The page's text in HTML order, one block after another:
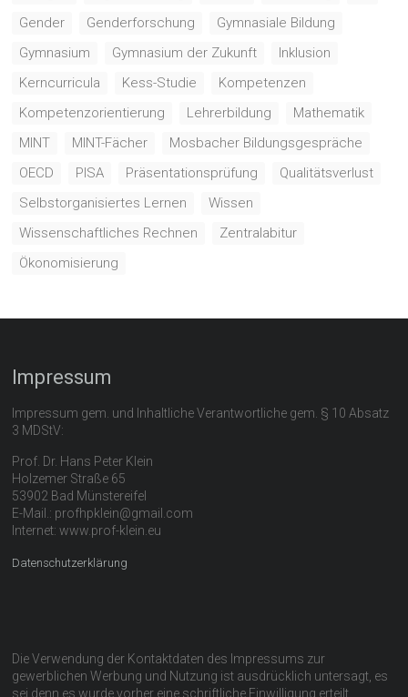
Gender
Genderforschung
Gymnasiale Bildung
Gymnasium
Gymnasium der Zukunft
Inklusion
Kerncurricula
Kess-Studie
Kompetenzen
Kompetenzorientierung
Lehrerbildung
Mathematik
MINT
MINT-Fächer
Mosbacher Bildungsgespräche
OECD
PISA Präsentationsprüfung
Qualitätsverlust
Selbstorganisiertes Lernen
Wissen
Wissenschaftliches Rechnen
Zentralabitur
Ökonomisierung
Impressum
Impressum gem. und Inhaltliche Verantwortliche gem. § 10 Absatz
3 MDStV:
Prof. Dr. Hans Peter Klein
Holzemer Straße 65
53902 Bad Münstereifel
E-Mail.: profhpklein@gmail.com
Internet: www.prof-klein.eu
Datenschutzerklärung
Die Verwendung der Kontaktdaten des Impressums zur
gewerblichen Werbung und Nutzung ist ausdrücklich untersagt, es
sei denn es wurde vorher eine schriftliche Einwilligung erteilt.